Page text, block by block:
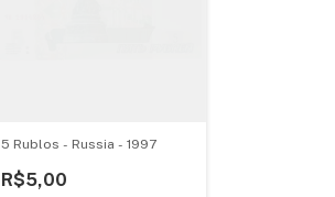
5 Rublos - Russia - 1997
R$5,00